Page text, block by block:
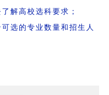
解高校选科要求；
选的专业数量和招生人